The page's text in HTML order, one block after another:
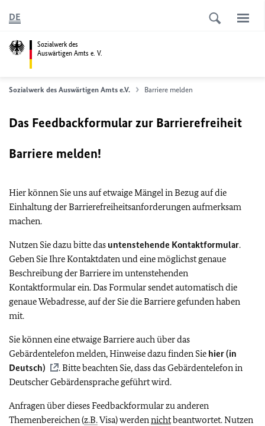
Sozialwerk des
Auswärtigen Amts e. V.
DE
Sozialwerk des Auswärtigen Amts e.V. Barriere melden
Das Feedbackformular zur Barrierefreiheit
Barriere melden!
Hier können Sie uns auf etwaige Mängel in Bezug auf die
Einhaltung der Barrierefreiheitsanforderungen aufmerksam
machen.
Nutzen Sie dazu bitte das untenstehende Kontaktformular.
Geben Sie Ihre Kontaktdaten und eine möglichst genaue
Beschreibung der Barriere im untenstehenden
Kontaktformular ein. Das Formular sendet automatisch die
genaue Webadresse, auf der Sie die Barriere gefunden haben
mit.
Sie können eine etwaige Barriere auch über das
Gebärdentelefon melden, Hinweise dazu finden Sie hier (in
Deutsch)
. Bitte beachten Sie, dass das Gebärdentelefon in
Deutscher Gebärdensprache geführt wird.
Anfragen über dieses Feedbackformular zu anderen
Themenbereichen (z.B.Visa) werdennichtbeantwortet. Nutzen